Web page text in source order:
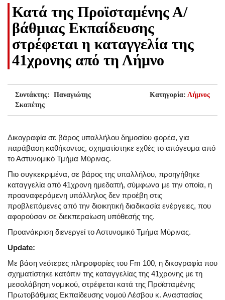
Κατά της Προϊσταμένης Α/
βάθμιας Εκπαίδευσης
στρέφεται η καταγγελία της
41χρονης από τη Λήμνο
Συντάκτης: Παναγιώτης
Σκαπέτης
Κατηγορία: Λήμνος
Δικογραφία σε βάρος υπαλλήλου δημοσίου φορέα, για
παράβαση καθήκοντος, σχηματίστηκε εχθές το απόγευμα από
το Αστυνομικό Τμήμα Μύρινας.
Πιο συγκεκριμένα, σε βάρος της υπαλλήλου, προηγήθηκε
καταγγελία από 41χρονη ημεδαπή, σύμφωνα με την οποία, η
προαναφερόμενη υπάλληλος δεν προέβη στις
προβλεπόμενες από την διοικητική διαδικασία ενέργειες, που
αφορούσαν σε διεκπεραίωση υπόθεσής της.
Προανάκριση διενεργεί το Αστυνομικό Τμήμα Μύρινας.
Update:
Με βάση νεότερες πληροφορίες του Fm 100, η δικογραφία που
σχηματίστηκε κατόπιν της καταγγελίας της 41χρονης με τη
μεσολάβηση νομικού, στρέφεται κατά της Προϊσταμένης
Πρωτοβάθμιας Εκπαίδευσης νομού Λέσβου κ. Αναστασίας